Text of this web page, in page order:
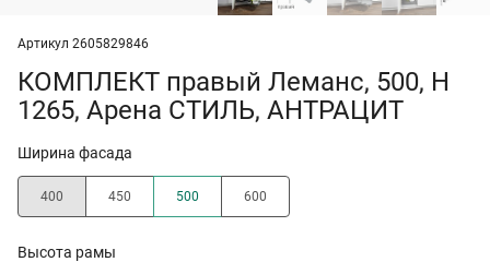
Артикул 2605829846
КОМПЛЕКТ правый Леманс, 500, H
1265, Арена СТИЛЬ, АНТРАЦИТ
Ширина фасада
400 450 500 600
Высота рамы